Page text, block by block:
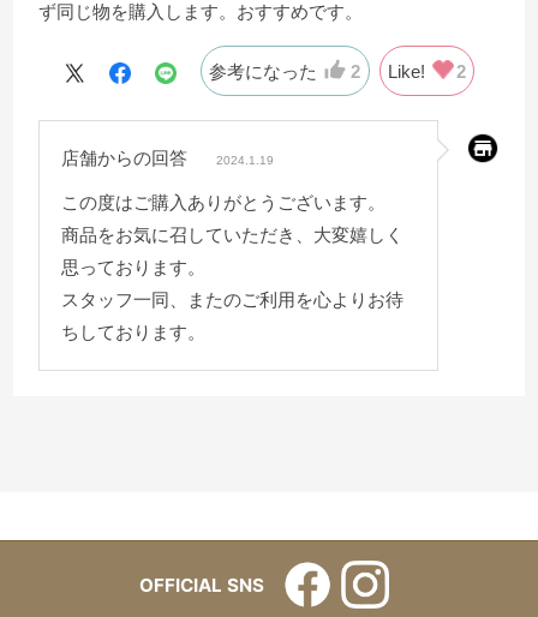
ず同じ物を購入します。おすすめです。
参考になった 2 Like! 2
店舗からの回答 2024.1.19
この度はご購入ありがとうございます。
商品をお気に召していただき、大変嬉しく
思っております。
スタッフ一同、またのご利用を心よりお待
ちしております。
OFFICIAL SNS